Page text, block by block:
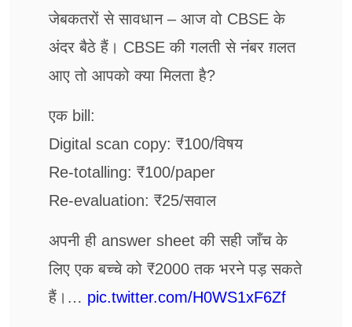
जेबकतरों से सावधान – आज वो CBSE के
अंदर बैठे हैं। CBSE की गलती से नंबर ग़लत
आए तो आपको क्या मिलता है?
एक bill:
Digital scan copy: ₹100/विषय
Re-totalling: ₹100/paper
Re-evaluation: ₹25/सवाल
अपनी ही answer sheet की सही जाँच के
लिए एक बच्चे को ₹2000 तक भरने पड़ सकते
हैं।… pic.twitter.com/H0WS1xF6Zf